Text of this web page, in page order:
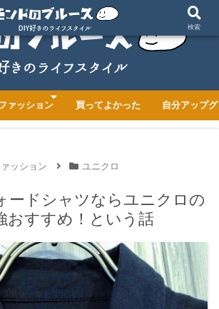
ァッション 買ってよかった 自分アップ
ッション ユニクロ
ードシャツならユニクロの
おすすめ！という話
検索